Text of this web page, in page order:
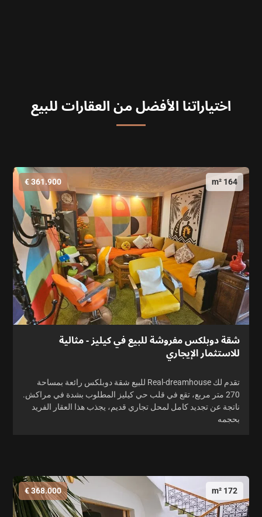
اختياراتنا الأفضل من العقارات للبيع
164 m²
361.900 €
شقة دوبلكس مفروشة للبيع في كيليز - مثالية
للاستثمار الإيجاري
تقدم لك Real-dreamhouse للبيع شقة دوبلكس رائعة بمساحة
270 متر مربع، تقع في قلب حي كيليز المطلوب بشدة في مراكش.
ناتجة عن تجديد كامل لمحل تجاري قديم، يجذب هذا العقار الفريد
بحجمه
172 m²
368.000 €